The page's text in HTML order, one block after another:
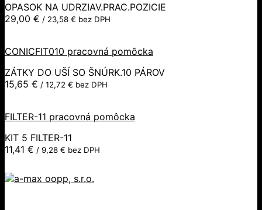
OPASOK NA UDRZIAV.PRAC.POZICIE
29,00 € / 23,58 € bez DPH
CONICFIT010 pracovná pomôcka
ZÁTKY DO UŠÍ SO ŠNÚRK.10 PÁROV
15,65 € / 12,72 € bez DPH
FILTER-11 pracovná pomôcka
KIT 5 FILTER-11
11,41 € / 9,28 € bez DPH